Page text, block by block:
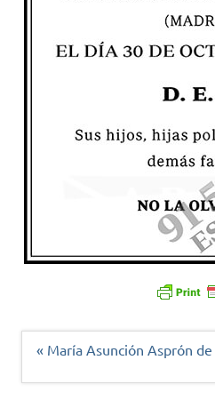
Navegación
« María Asunción Asprón